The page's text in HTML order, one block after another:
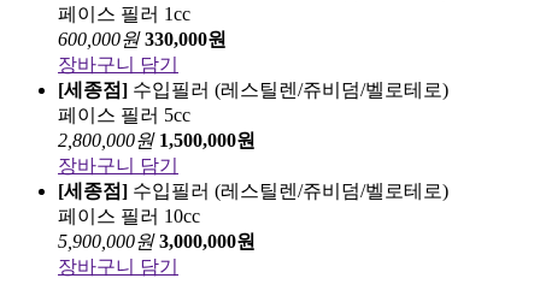
페이스 필러 1cc
600,000원 330,000원
장바구니 담기
[세종점] 수입필러 (레스틸렌/쥬비덤/벨로테로)
페이스 필러 5cc
2,800,000원 1,500,000원
장바구니 담기
[세종점] 수입필러 (레스틸렌/쥬비덤/벨로테로)
페이스 필러 10cc
5,900,000원 3,000,000원
장바구니 담기